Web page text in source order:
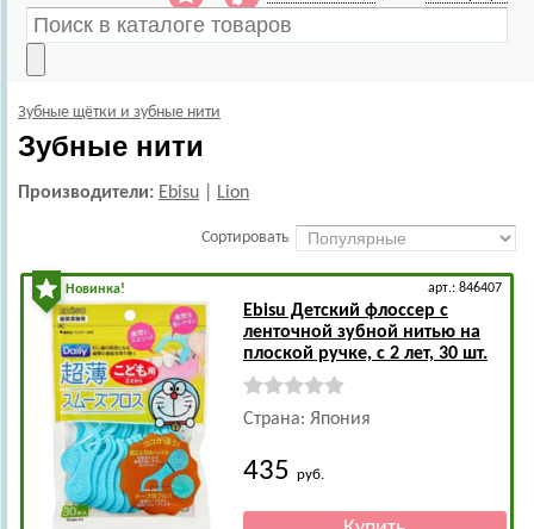
Зубные щётки и зубные нити
Зубные нити
Производители: Ebisu Lion
Сортировать
Новинка! арт.: 846407
Ebisu Детский флоссер с
ленточной зубной нитью на
плоской ручке, с 2 лет, 30 шт.
Страна: Япония
435 руб.